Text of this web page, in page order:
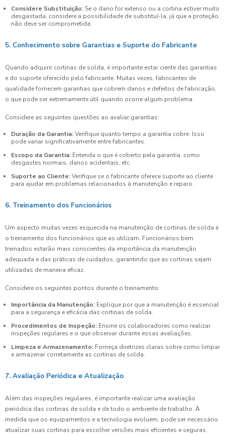
Considere Substituição: Se o dano for extenso ou a cortina estiver muito
desgastada, considere a possibilidade de substituí-la, já que a proteção
não deve ser comprometida.
5. Conhecimento sobre Garantias e Suporte do Fabricante
Quando adquirir cortinas de solda, é importante estar ciente das garantias
e do suporte oferecido pelo fabricante. Muitas vezes, fabricantes de
qualidade fornecem garantias que cobrem danos e defeitos de fabricação,
o que pode ser extremamente útil quando ocorre algum problema.
Considere as seguintes questões ao avaliar garantias:
Duração da Garantia:Verifique quanto tempo a garantia cobre. Isso
pode variar significativamente entre fabricantes.
Escopo da Garantia: Entenda o que é coberto pela garantia, como
desgastes normais, danos acidentais, etc.
Suporte ao Cliente:Verifique se o fabricante oferece suporte ao cliente
para ajudar em problemas relacionados à manutenção e reparo.
6. Treinamento dos Funcionários
Um aspecto muitas vezes esquecida na manutenção de cortinas de solda é
o treinamento dos funcionários que as utilizam. Funcionários bem
treinados estarão mais conscientes da importância da manutenção
adequada e das práticas de cuidados, garantindo que as cortinas sejam
utilizadas de maneira eficaz.
Considere os seguintes pontos durante o treinamento:
Importância da Manutenção: Explique por que a manutenção é essencial
para a segurança e eficácia das cortinas de solda.
Procedimentos de Inspeção: Ensine os colaboradores como realizar
inspeções regulares e o que observar durante essas avaliações.
Limpeza e Armazenamento: Forneça diretrizes claras sobre como limpar
e armazenar corretamente as cortinas de solda.
7. Avaliação Periódica e Atualização
Além das inspeções regulares, é importante realizar uma avaliação
periódica das cortinas de solda e de todo o ambiente de trabalho. À
medida que os equipamentos e a tecnologia evoluem, pode ser necessário
atualizar suas cortinas para escolher versões mais eficientes e seguras.